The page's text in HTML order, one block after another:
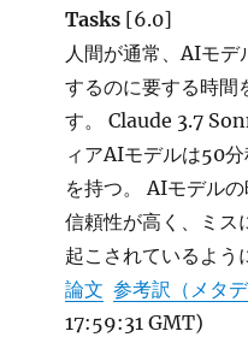
Tasks [6.0]
人間が通常、AIモデ
するのに要する時間
す。 Claude 3.7
ィアAIモデルは50
を持つ。 AIモデル
信頼性が高く、ミス
起こされているよう
論文 参考訳（メタデ
17:59:31 GMT)